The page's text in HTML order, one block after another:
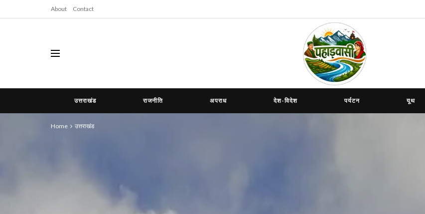
About Contact
उत्तराखंड राजनीति अपराध देश-विदेश पर्यटन यूथ
Home उत्तराखंड